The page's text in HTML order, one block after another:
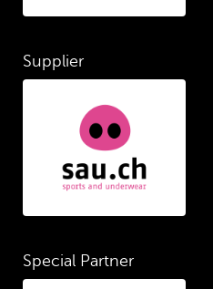
Supplier
Special Partner